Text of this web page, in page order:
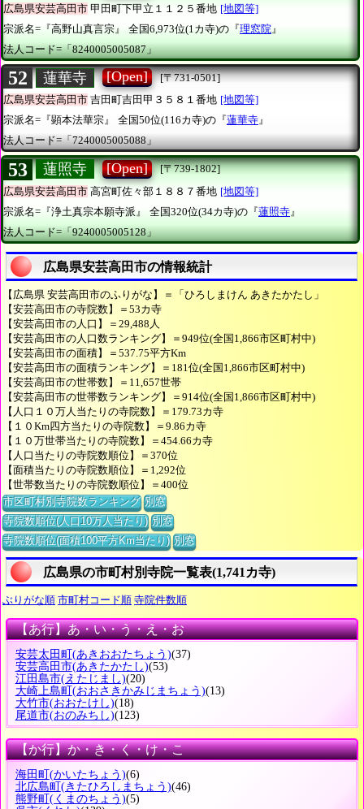
広島県安芸高田市 甲田町下甲立１１２５番地 [地図等]
宗派名=『高野山真言宗』
全国6,973位(1カ寺)の『理窓院』
法人コード=「8240005005087」
52 蓮華寺 [Open]
[〒731-0501]
広島県安芸高田市 吉田町吉田甲３５８１番地 [地図等]
宗派名=『顕本法華宗』
全国50位(116カ寺)の『蓮華寺』
法人コード=「7240005005088」
53 蓮照寺 [Open]
[〒739-1802]
広島県安芸高田市 高宮町佐々部１８８７番地 [地図等]
宗派名=『浄土真宗本願寺派』
全国320位(34カ寺)の『蓮照寺 』
法人コード=「9240005005128」
広島県安芸高田市の情報統計
【広島県 安芸高田市のふりがな】＝「ひろしまけん あきたかたし」
【安芸高田市の寺院数】＝53カ寺
【安芸高田市の人口】＝29,488人
【安芸高田市の人口数ランキング】＝949位(全国1,866市区町村中)
【安芸高田市の面積】＝537.75平方Km
【安芸高田市の面積ランキング】＝181位(全国1,866市区町村中)
【安芸高田市の世帯数】＝11,657世帯
【安芸高田市の世帯数ランキング】＝914位(全国1,866市区町村中)
【人口１０万人当たりの寺院数】＝179.73カ寺
【１０Km四方当たりの寺院数】＝9.86カ寺
【１０万世帯当たりの寺院数】＝454.66カ寺
【人口当たりの寺院数順位】＝370位
【面積当たりの寺院数順位】＝1,292位
【世帯数当たりの寺院数順位】＝400位
市区町村別寺院数ランキング 別窓
寺院数順位(人口10万人当たり) 別窓
寺院数順位(面積100平方Km当たり) 別窓
広島県の市町村別寺院一覧表(1,741カ寺)
ぶりがな順 市町村コード順 寺院件数順
【あ行】あ・い・う・え・お
安芸太田町 (あきおおたちょう)(37)
安芸高田市(あきたかたし)(53)
江田島市(えたじまし)(20)
大崎上島町 (おおさきかみじまちょう)(13)
大竹市(おおたけし)(18)
尾道市(おのみちし)(123)
【か行】か・き・く・け・こ
海田町 (かいたちょう)(6)
北広島町 (きたひろしまちょう)(46)
熊野町 (くまのちょう)(5)